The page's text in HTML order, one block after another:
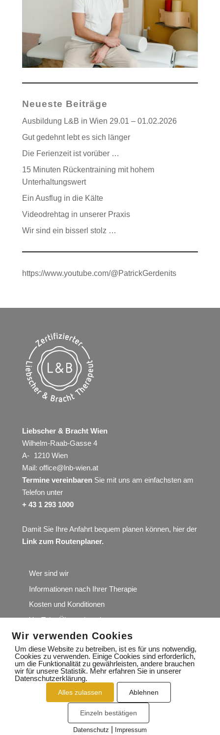
Neueste Beiträge
Ausbildung L&B in Wien 29.01 – 01.02.2026
Gut gedehnt lebt es sich länger
Die Ferienzeit ist vorüber …
15 Minuten Rückentraining mit hohem
Unterhaltungswert
Ein Ausflug in die Kälte
Videodrehtag in unserer Praxis
Wir sind ein bisserl stolz …
https://www.youtube.com/@PatrickGerdenits
Liebscher & Bracht Wien
Wilhelm-Raab-Gasse 4
A- 1210 Wien
Mail: office@lnb-wien.at
Termine vereinbarenSie mit uns am einfachsten am
Telefon unter
+ 43 1 293 1000
Damit Sie Ihre Anfahrt bequem planen können, hier der
Link zum Routenplaner.
Wer sind wir
Informationen nach Ihrer Therapie
Kosten und Konditionen
YouTube Übungskanal
Wir würden uns über Ihre Google-Rezension sehr
freuen
DATENSCHUTZERKLÄRUNG
KONTAKT
Wir verwenden Cookies
Um diese Website zu betreiben, ist es für uns notwendig,
Cookies zu verwenden. Einige Cookies sind erforderlich,
um die Funktionalität zu gewährleisten, andere brauchen
wir für unsere Statistik. Mehr erfahren Sie in unserer
Datenschutzerklärung.
Alles zulassen Ablehnen
Einzeln bestätigen
Datenschutz Impressum